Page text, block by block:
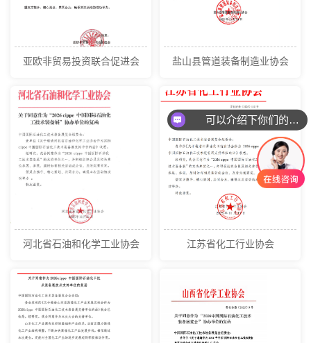
亚欧非贸易投资联合促进会 盐山县管道装备制造业协会
河北省石油和化学工业协会 江苏省化工行业协会
可以介绍下你们的产品么